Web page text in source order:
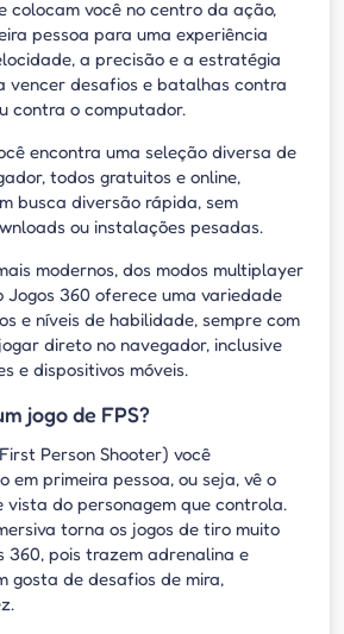
colocam você no centro da ação,
pessoa para uma experiência
a precisão e a estratégia
vencer desafios e batalhas contra
contra o computador.
encontra uma seleção diversa de
todos gratuitos e online,
busca diversão rápida, sem
ou instalações pesadas.
modernos, dos modos multiplayer
Jogos 360 oferece uma variedade
e níveis de habilidade, sempre com
direto no navegador, inclusive
e dispositivos móveis.
jogo de FPS?
Person Shooter) você
em primeira pessoa, ou seja, vê o
vista do personagem que controla.
torna os jogos de tiro muito
360, pois trazem adrenalina e
gosta de desafios de mira,